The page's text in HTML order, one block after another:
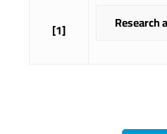
Research
[1]